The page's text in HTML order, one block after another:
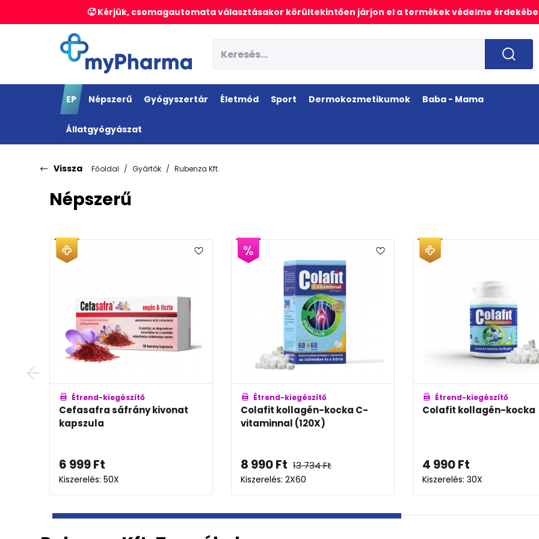
🥵 Kérjük, csomagautomata választásakor körültekintően járjon el a termékek védelme
EP Népszerű Gyógyszertár Életmód Sport Dermokozmetikumok Baba - Mama
Állatgyógyászat
Vissza Főoldal Gyártók Rubenza Kft.
Népszerű
Étrend-kiegészítő
Cefasafra sáfrány kivonat
kapszula
Ft
Kiszerelés: 50X
Étrend-kiegészítő
Colafit kollagén-kocka C-
vitaminnal (120X)
Ft 13 734Ft
Kiszerelés: 2X60
Étrend-kiegészítő
Colafit kollagén-kocka
Ft
Kiszerelés: 30X